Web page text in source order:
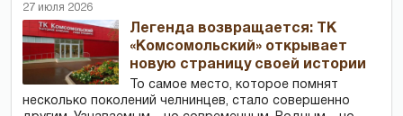
27 июля 2026
Легенда возвращается: ТК
«Комсомольский» открывает
новую страницу своей истории
То самое место, которое помнят
несколько поколений челнинцев, стало совершенно